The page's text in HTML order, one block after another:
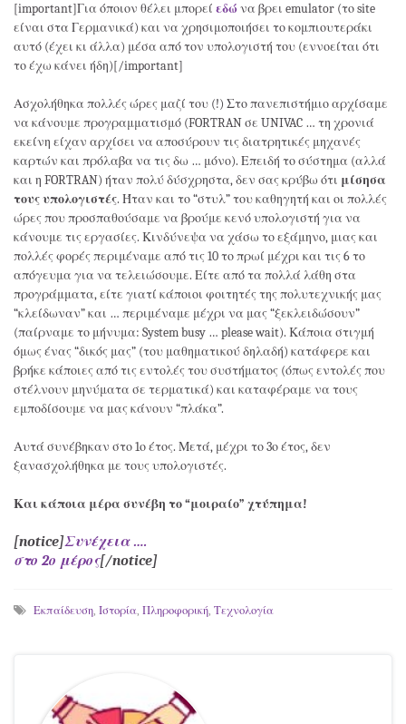
[important]Για όποιον θέλει μπορεί εδώνα βρει emulator (το site
είναι στα Γερμανικά) και να χρησιμοποιήσει το κομπιουτεράκι
αυτό (έχει κι άλλα) μέσα από τον υπολογιστή του (εννοείται ότι
το έχω κάνει ήδη)[/important]
Ασχολήθηκα πολλές ώρες μαζί του (!) Στο πανεπιστήμιο αρχίσαμε
να κάνουμε προγραμματισμό (FORTRAN σε UNIVAC … τη χρονιά
εκείνη είχαν αρχίσει να αποσύρουν τις διατρητικές μηχανές
καρτών και πρόλαβα να τις δω … μόνο). Επειδή το σύστημα (αλλά
και η FORTRAN) ήταν πολύ δύσχρηστα, δεν σας κρύβω ότι μίσησα
τους υπολογιστές. Ήταν και το “στυλ” του καθηγητή και οι πολλές
ώρες που προσπαθούσαμε να βρούμε κενό υπολογιστή για να
κάνουμε τις εργασίες. Κινδύνεψα να χάσω το εξάμηνο, μιας και
πολλές φορές περιμέναμε από τις 10 το πρωί μέχρι και τις 6 το
απόγευμα για να τελειώσουμε. Είτε από τα πολλά λάθη στα
προγράμματα, είτε γιατί κάποιοι φοιτητές της πολυτεχνικής μας
“κλείδωναν” και … περιμέναμε μέχρι να μας “ξεκλειδώσουν”
(παίρναμε το μήνυμα: System busy … please wait). Κάποια στιγμή
όμως ένας “δικός μας” (του μαθηματικού δηλαδή) κατάφερε και
βρήκε κάποιες από τις εντολές του συστήματος (όπως εντολές που
στέλνουν μηνύματα σε τερματικά) και καταφέραμε να τους
εμποδίσουμε να μας κάνουν “πλάκα”.
Αυτά συνέβηκαν στο 1ο έτος. Μετά, μέχρι το 3ο έτος, δεν
ξανασχολήθηκα με τους υπολογιστές.
Και κάποια μέρα συνέβη το “μοιραίο” χτύπημα!
[notice]Συνέχεια ….
στο 2ο μέρος[/notice]
Εκπαίδευση, Ιστορία, Πληροφορική, Τεχνολογία